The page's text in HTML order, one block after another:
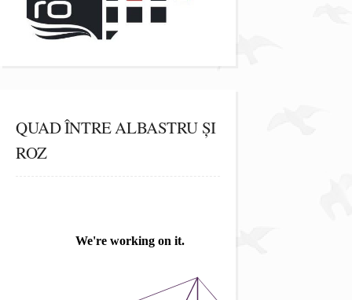
QUAD ÎNTRE ALBASTRU ȘI
ROZ